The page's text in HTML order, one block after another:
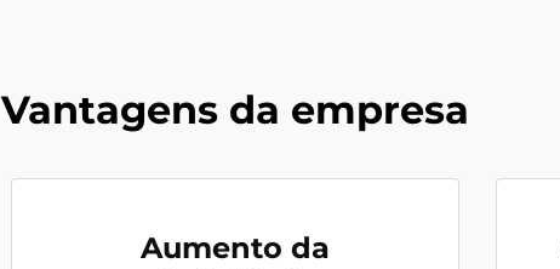
Vantagens da empresa
Aumento da